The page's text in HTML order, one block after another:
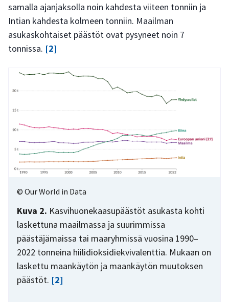
samalla ajanjaksolla noin kahdesta viiteen tonniin ja
Intian kahdesta kolmeen tonniin. Maailman
asukaskohtaiset päästöt ovat pysyneet noin 7
tonnissa. [2]
Kuva 2. Kasvihuonekaasupäästöt asukasta kohti
laskettuna maailmassa ja suurimmissa
päästäjämaissa tai maaryhmissä vuosina 1990–
2022 tonneina hiilidioksidiekvivalenttia. Mukaan on
laskettu maankäytön ja maankäytön muutoksen
päästöt. [2]
© Our World in Data